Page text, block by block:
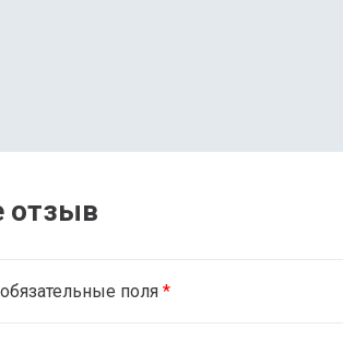
отзыв
поля *